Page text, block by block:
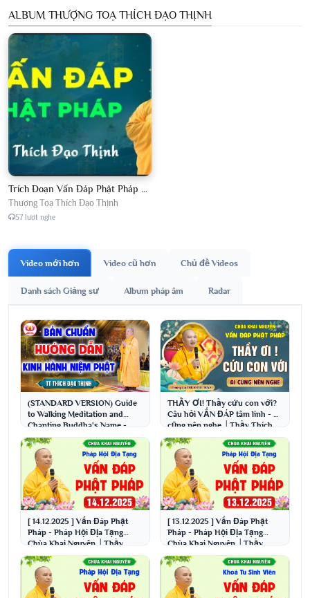
ALBUM THƯỢNG TOẠ THÍCH ĐẠO THỊNH
Trích Đoạn Vấn Đáp Phật Pháp 2026
Thượng Toạ Thích Đạo Thịnh
57 lượt nghe
Video mới hơn Video cũ hơn Chủ đề Videos
Danh sách Giảng sư Album pháp âm Radar
(STANDARD VERSION) Guide
to Walking Meditation and
Chanting Buddha's Name -
Pure Melody - Special...
THẦY ƠI! Thầy cứu con với?
Câu hỏi VẤN ĐÁP tâm linh - Ai
cũng nên nghe │Thầy Thích
Đạo Thịnh
[ 14.12.2025 ] Vấn Đáp Phật
Pháp - Pháp Hội Địa Tạng
Chùa Khai Nguyên │Thầy
Thích Đạo Thịnh
[ 13.12.2025 ] Vấn Đáp Phật
Pháp - Pháp Hội Địa Tạng
Chùa Khai Nguyên │Thầy
Thích Đạo Thịnh